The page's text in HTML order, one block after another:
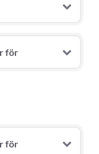
för
för